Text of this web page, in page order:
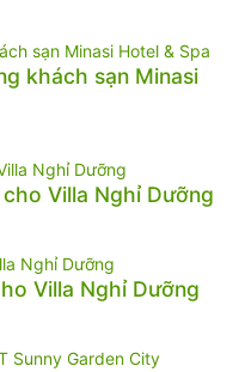
khách sạn Minasi
Villa Nghỉ Dưỡng
Villa Nghỉ Dưỡng